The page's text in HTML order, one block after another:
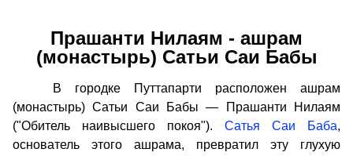
Прашанти Нилаям - ашрам
(монастырь) Сатьи Саи Бабы
В городке Путтапарти расположен ашрам
(монастырь) Сатьи Саи Бабы — Прашанти Нилаям
("Обитель наивысшего покоя"). Сатья Саи Баба,
основатель этого ашрама, превратил эту глухую